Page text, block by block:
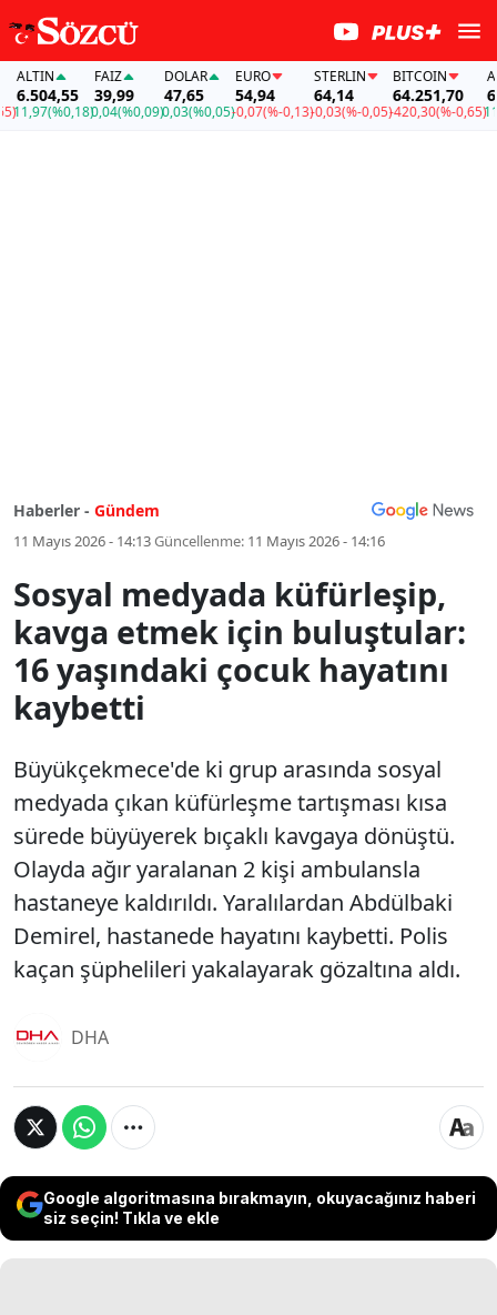
(%0,18)
FAİZ
39,99
0,04(%0,09)
DOLAR
47,65
0,03(%0,05)
EURO
54,94
-0,07(%-0,13)
STERLIN
64,14
-0,03(%-0,05)
BITCOIN
64.251,70
-420,30(%-0,65)11,97
Haberler - Gündem
11 Mayıs 2026 - 14:13Güncellenme: 11 Mayıs 2026 - 14:16
Sosyal medyada küfürleşip,
kavga etmek için buluştular:
16 yaşındaki çocuk hayatını
kaybetti
Büyükçekmece'de ki grup arasında sosyal
medyada çıkan küfürleşme tartışması kısa
sürede büyüyerek bıçaklı kavgaya dönüştü.
Olayda ağır yaralanan 2 kişi ambulansla
hastaneye kaldırıldı. Yaralılardan Abdülbaki
Demirel, hastanede hayatını kaybetti. Polis
kaçan şüphelileri yakalayarak gözaltına aldı.
DHA
Google algoritmasına bırakmayın, okuyacağınız haberi
siz seçin! Tıkla ve ekle